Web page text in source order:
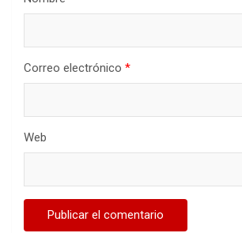
Correo electrónico *
Web